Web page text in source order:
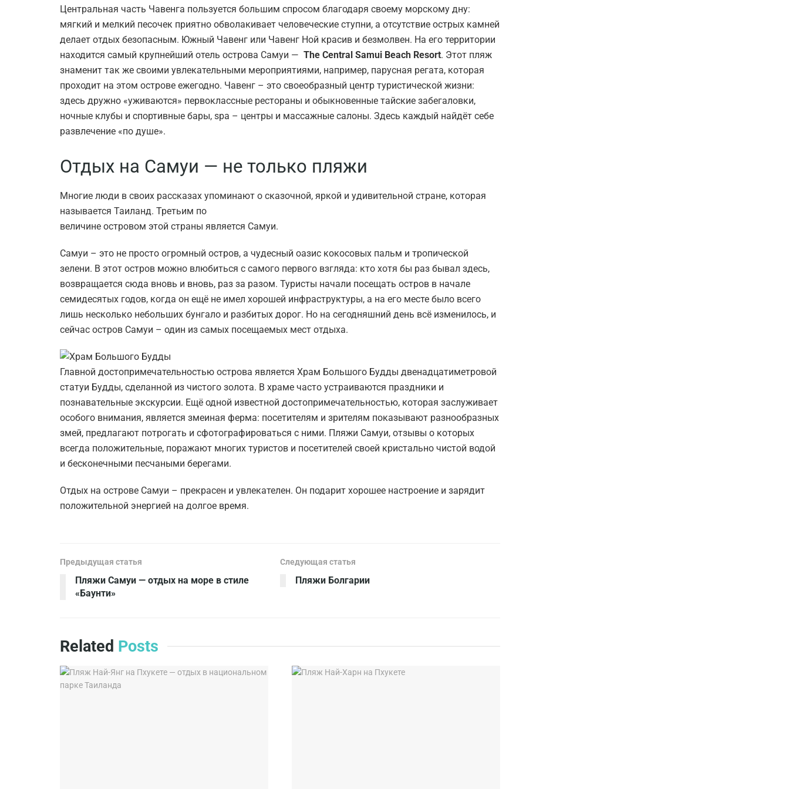
Центральная часть Чавенга пользуется большим спросом благодаря своему морскому дну:
мягкий и мелкий песочек приятно обволакивает человеческие ступни, а отсутствие острых камней
делает отдых безопасным. Южный Чавенг или Чавенг Ной красив и безмолвен. На его территории
находится самый крупнейший отель острова Самуи — The Central Samui Beach Resort. Этот пляж
знаменит так же своими увлекательными мероприятиями, например, парусная регата, которая
проходит на этом острове ежегодно. Чавенг – это своеобразный центр туристической жизни:
здесь дружно «уживаются» первоклассные рестораны и обыкновенные тайские забегаловки,
ночные клубы и спортивные бары, spa – центры и массажные салоны. Здесь каждый найдёт себе
развлечение «по душе».
Отдых на Самуи — не только пляжи
Многие люди в своих рассказах упоминают о сказочной, яркой и удивительной стране, которая
называется Таиланд. Третьим по
величине островом этой страны является Самуи.
Самуи – это не просто огромный остров, а чудесный оазис кокосовых пальм и тропической
зелени. В этот остров можно влюбиться с самого первого взгляда: кто хотя бы раз бывал здесь,
возвращается сюда вновь и вновь, раз за разом. Туристы начали посещать остров в начале
семидесятых годов, когда он ещё не имел хорошей инфраструктуры, а на его месте было всего
лишь несколько небольших бунгало и разбитых дорог. Но на сегодняшний день всё изменилось, и
сейчас остров Самуи – один из самых посещаемых мест отдыха.
Главной достопримечательностью острова является Храм Большого Будды двенадцатиметровой
статуи Будды, сделанной из чистого золота. В храме часто устраиваются праздники и
познавательные экскурсии. Ещё одной известной достопримечательностью, которая заслуживает
особого внимания, является змеиная ферма: посетителям и зрителям показывают разнообразных
змей, предлагают потрогать и сфотографироваться с ними. Пляжи Самуи, отзывы о которых
всегда положительные, поражают многих туристов и посетителей своей кристально чистой водой
и бесконечными песчаными берегами.
Отдых на острове Самуи – прекрасен и увлекателен. Он подарит хорошее настроение и зарядит
положительной энергией на долгое время.
Предыдущая статья
Пляжи Самуи — отдых на море в стиле
«Баунти»
Следующая статья
Пляжи Болгарии
Related Posts